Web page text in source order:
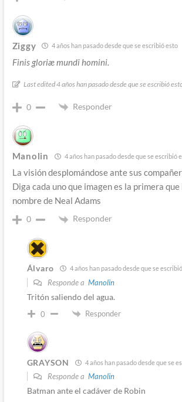
Ziggy 4 años han pasado desde que se escribió esto
Finis gloriæ mundi homini.
Last edited 4 años han pasado desde que se escribió
0 Responder
Manolin 4 años han pasado desde que se escribió
La visión desplomándose ante sus
Diga cada uno que imagen es la primera
nombre de Neal Adams
0 Responder
Álvaro 4 años han pasado desde que se
Responde a Manolin
Tritón saliendo del agua.
0 Responder
GRAYSON 4 años han pasado desde que se
Responde a Manolin
Batman ante el cadáver de Robin